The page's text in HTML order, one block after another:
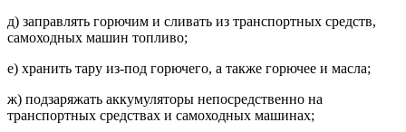
д) заправлять горючим и сливать из транспортных средств,
самоходных машин топливо;
е) хранить тару из-под горючего, а также горючее и масла;
ж) подзаряжать аккумуляторы непосредственно на
транспортных средствах и самоходных машинах;